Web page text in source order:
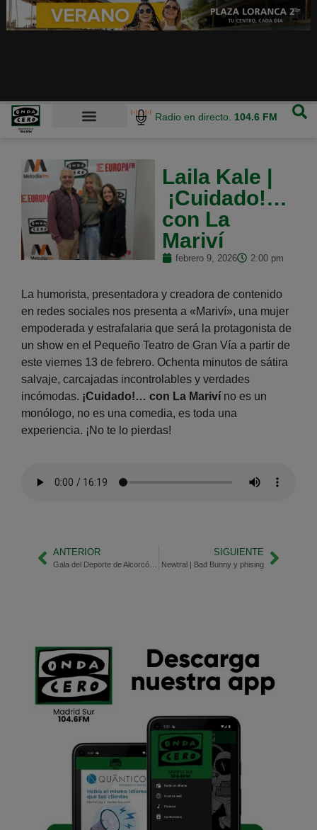
Radio en directo. 104.6 FM
Laila Kale |
¡Cuidado!…
con La
Mariví
febrero 9, 2026 2:00 pm
La humorista, presentadora y creadora de contenido
en redes sociales nos presenta a «Mariví», una mujer
empoderada y estrafalaria que será la protagonista de
un show en el Pequeño Teatro de Gran Vía a partir de
este viernes 13 de febrero. Ochenta minutos de sátira
salvaje, carcajadas incontrolables y verdades
incómodas. ¡Cuidado!… con La Mariví no es un
monólogo, no es una comedia, es toda una
experiencia. ¡No te lo pierdas!
ANTERIOR SIGUIENTE
Newtral | Bad Bunny y phising